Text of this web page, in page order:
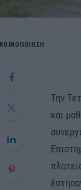
ΚΟΙΝΟΠΟΙΗΣΗ
Την
και